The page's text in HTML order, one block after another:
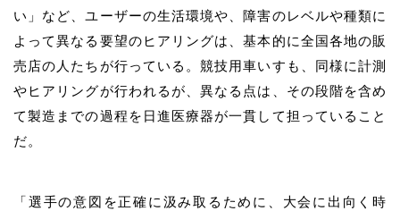
い」など、ユーザーの生活環境や、障害のレベルや種類に
よって異なる要望のヒアリングは、基本的に全国各地の販
売店の人たちが行っている。競技用車いすも、同様に計測
やヒアリングが行われるが、異なる点は、その段階を含め
て製造までの過程を日進医療器が一貫して担っていること
だ。
「選手の意図を正確に汲み取るために、大会に出向く時